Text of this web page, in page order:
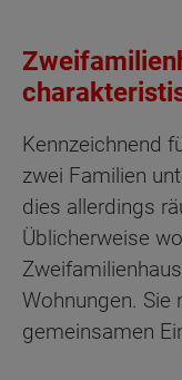
Kennzeichnend
zwei Familien
dies allerdings
Üblicherweise
Wohnungen. Sie
gemeinsamen